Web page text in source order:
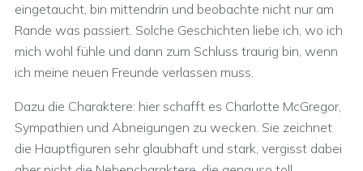
eingetaucht, bin mittendrin und beobachte nicht nur am
Rande was passiert. Solche Geschichten liebe ich, wo ich
mich wohl fühle und dann zum Schluss traurig bin, wenn
ich meine neuen Freunde verlassen muss.
Dazu die Charaktere: hier schafft es Charlotte McGregor,
Sympathien und Abneigungen zu wecken. Sie zeichnet
die Hauptfiguren sehr glaubhaft und stark, vergisst dabei